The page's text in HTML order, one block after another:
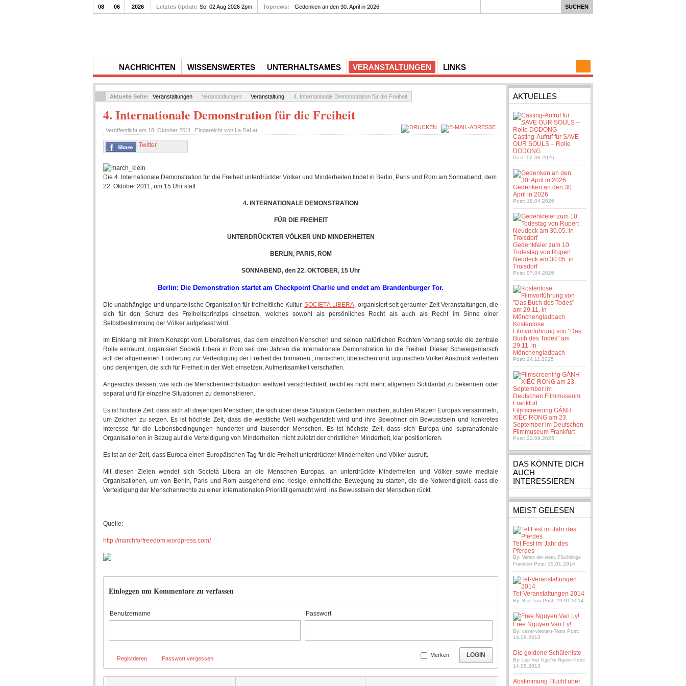
NACHRICHTEN WISSENSWERTES UNTERHALTSAMES VERANSTALTUNGEN LINKS
08 06 2026 Letztes Update So, 02 Aug 2026 2pm Topnews: Gedenken an den 30. April in 2026
Aktuelle Seite: Veranstaltungen Veranstaltungen Veranstaltung 4. Internationale Demonstration für die Freiheit
4. Internationale Demonstration für die Freiheit
Veröffentlicht am 18. Oktober 2011 Eingereicht von La DaLat
Twitter
Die 4. Internationale Demonstration für die Freiheit unterdrückter Völker und Minderheiten findet in Berlin, Paris und Rom am Sonnabend, dem
22. Oktober 2011, um 15 Uhr statt.
4. INTERNATIONALE DEMONSTRATION
FÜR DIE FREIHEIT
UNTERDRÜCKTER VÖLKER UND MINDERHEITEN
BERLIN, PARIS, ROM
SONNABEND, den 22. OKTOBER, 15 Uhr
Berlin: Die Demonstration startet am Checkpoint Charlie und endet am Brandenburger Tor.
Die unabhängige und unparteiische Organisation für freiheitliche Kultur,SOCIETÀ LIBERA, organisiert seit geraumer Zeit Veranstaltungen, die
sich für den Schutz des Freiheitsprinzips einsetzen, welches sowohl als persönliches Recht als auch als Recht im Sinne einer
Selbstbestimmung der Völker aufgefasst wird.
Im Einklang mit ihrem Konzept vom Liberalismus, das dem einzelnen Menschen und seinen natürlichen Rechten Vorrang sowie die zentrale
Rolle einräumt, organisiert Società Libera in Rom seit drei Jahren die Internationale Demonstration für die Freiheit. Dieser Schweigemarsch
soll der allgemeinen Forderung zur Verteidigung der Freiheit der birmanen , iranischen, tibetischen und uigurischen Völker Ausdruck verleihen
und denjenigen, die sich für Freiheit in der Welt einsetzen, Aufmerksamkeit verschaffen.
Angesichts dessen, wie sich die Menschenrechtsituation weltweit verschlechtert, reicht es nicht mehr, allgemein Solidarität zu bekennen oder
separat und für einzelne Situationen zu demonstrieren.
Es ist höchste Zeit, dass sich all diejenigen Menschen, die sich über diese Situation Gedanken machen, auf den Plätzen Europas versammeln,
um Zeichen zu setzen. Es ist höchste Zeit, dass die westliche Welt wachgerüttelt wird und ihre Bewohner ein Bewusstsein und konkretes
Interesse für die Lebensbedingungen hunderter und tausender Menschen. Es ist höchste Zeit, dass sich Europa und supranationale
Organisationen in Bezug auf die Verteidigung von Minderheiten, nicht zuletzt der christlichen Minderheit, klar positionieren.
Es ist an der Zeit, dass Europa einen Europäischen Tag für die Freiheit unterdrückter Minderheiten und Völker ausruft.
Mit diesen Zielen wendet sich Società Libera an die Menschen Europas, an unterdrückte Minderheiten und Völker sowie mediale
Organisationen, um von Berlin, Paris und Rom ausgehend eine riesige, einheitliche Bewegung zu starten, die die Notwendigkeit, dass die
Verteidigung der Menschenrechte zu einer internationalen Priorität gemacht wird, ins Bewusstsein der Menschen rückt.
Quelle:
http://marchforfreedom.wordpress.com/
Einloggen um Kommentare zu verfassen
Benutzername Passwort
LOGIN
Merken
Registrieren Passwort vergessen
AKTUELLES
Casting-Aufruf für SAVE
OUR SOULS – Rolle
DODONG
Post: 02.08.2026
Gedenken an den 30.
April in 2026
Post: 18.04.2026
Gedenkfeier zum 10.
Todestag von Rupert
Neudeck am 30.05. in
Troisdorf
Post: 07.04.2026
Kostenlose
Filmvorführung von "Das
Buch des Todes" am
29.11. in
Mönchengladbach
Post: 24.11.2025
Filmscreening GÁNH
XIÊC RONG am 23.
September im Deutschen
Filmmuseum Frankfurt
Post: 22.09.2025
DAS KÖNNTE DICH
AUCH
INTERESSIEREN
MEIST GELESEN
Tet Fest im Jahr des
Pferdes
By:Verein der vietn. Flüchtlinge
Frankfurt Post: 15.01.2014
Tet-Veranstaltungen 2014
By:Bao Tian Post: 29.01.2014
Free Nguyen Van Ly!
By:unser-vietnam-Team Post:
14.08.2013
Die goldene Schülerliste
By:Lop Viet Ngu Ve Nguon Post:
14.08.2013
Abstimmung Flucht über